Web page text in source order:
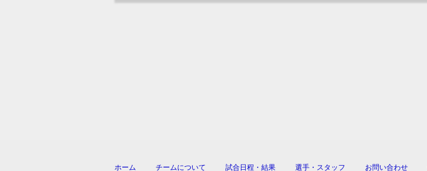
ホーム チームについて 試合日程・結果 選手・スタッフ お問い合わせ